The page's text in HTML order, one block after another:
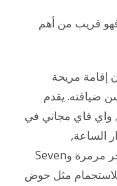
قريب من أهم
مريحة
ضيافته. يقدم
واي فاي مجاني في
الساعة,
تتميز الغرف بإطلالات بانورامية على بحر مرمرة وSeven
مثل حوض